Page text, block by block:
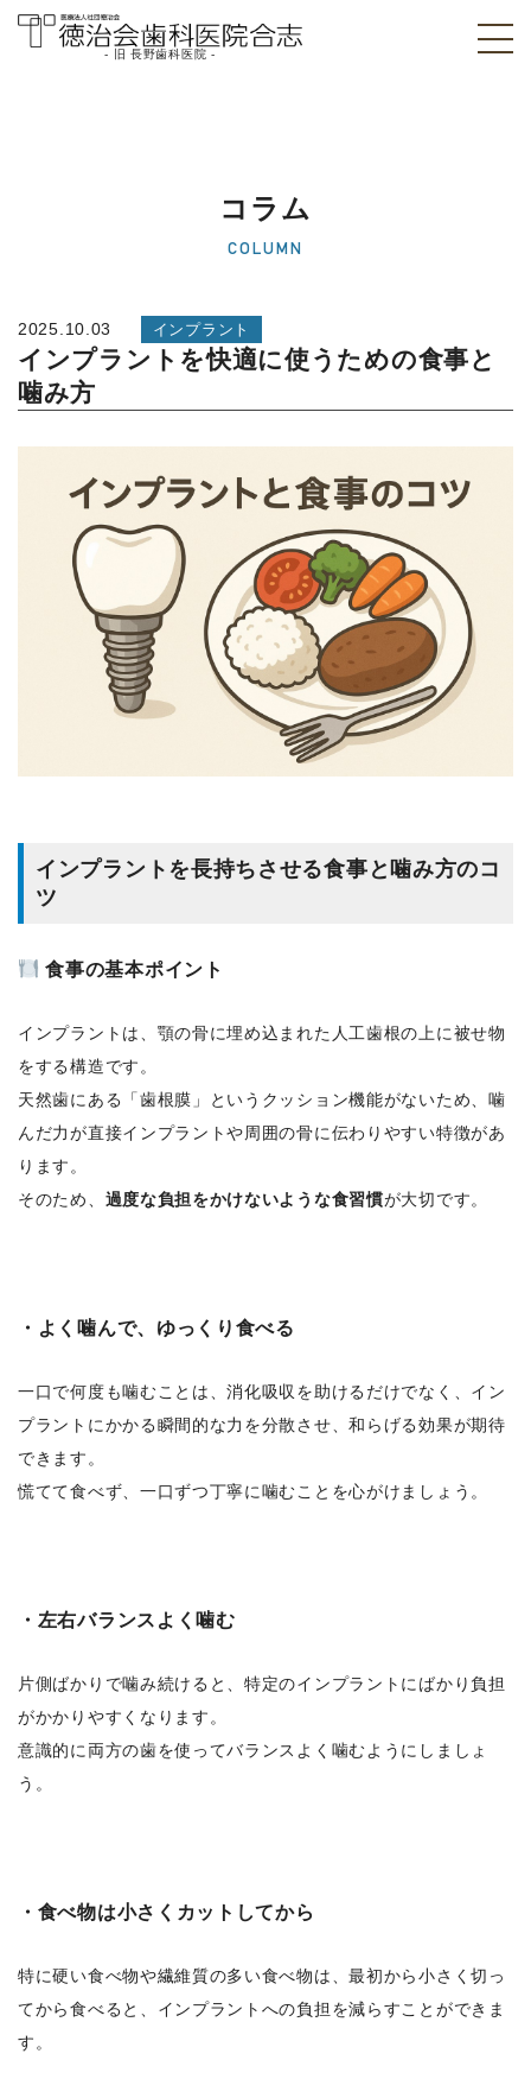
医院]｜熊本県合志
- 旧 長野歯科医院 -
コラム
COLUMN
2025.10.03 インプラント
インプラントを快適に使うための食事と
噛み方
インプラントを長持ちさせる食事と噛み方のコ
ツ
食事の基本ポイント
インプラントは、顎の骨に埋め込まれた人工歯根の上に被せ物
をする構造です。
天然歯にある「歯根膜」というクッション機能がないため、噛
んだ力が直接インプラントや周囲の骨に伝わりやすい特徴があ
ります。
そのため、 過度な負担をかけないような食習慣が大切です。
・よく噛んで、ゆっくり食べる
一口で何度も噛むことは、消化吸収を助けるだけでなく、イン
プラントにかかる瞬間的な力を分散させ、和らげる効果が期待
できます。
慌てて食べず、一口ずつ丁寧に噛むことを心がけましょう。
・左右バランスよく噛む
片側ばかりで噛み続けると、特定のインプラントにばかり負担
がかかりやすくなります。
意識的に両方の歯を使ってバランスよく噛むようにしましょ
う。
・食べ物は小さくカットしてから
特に硬い食べ物や繊維質の多い食べ物は、最初から小さく切っ
てから食べると、インプラントへの負担を減らすことができま
す。